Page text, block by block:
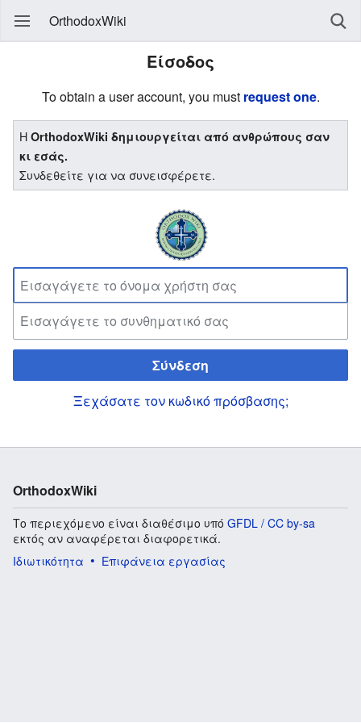
OrthodoxWiki
Είσοδος
To obtain a user account, you must request one.
ΗOrthodoxWiki δημιουργείται από ανθρώπους σαν
κι εσάς.
Συνδεθείτε για να συνεισφέρετε.
Σύνδεση
Ξεχάσατε τον κωδικό πρόσβασης;
OrthodoxWiki
Το περιεχόμενο είναι διαθέσιμο υπό GFDL / CC by-sa
εκτός αν αναφέρεται διαφορετικά.
Ιδιωτικότητα
Επιφάνεια εργασίας